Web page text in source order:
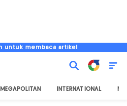
untuk membaca artikel
MEGAPOLITAN INTERNATIONAL